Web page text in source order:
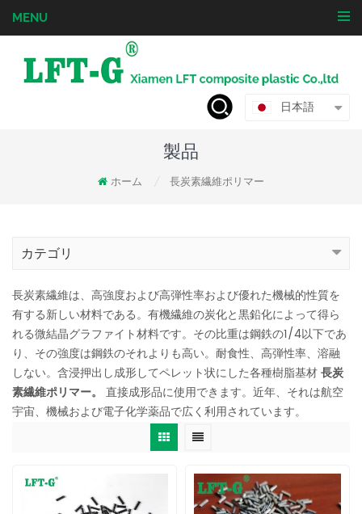
MENU
日本語
製品
ホーム 長炭素繊維ポリマー
カテゴリ
長炭素繊維は、高強度および高弾性率および優れた機械的性質を
有する新しい材料である。有機繊維の炭化と黒鉛化によって得ら
れる微結晶グラファイト材料です。その比重は鋼鉄の1/4以下であ
り、その強度は鋼鉄のそれよりも高い。耐食性、高弾性率、溶融
しない。含浸押出し成形してペレット状にした各種樹脂基材長炭
素繊維ポリマー。 直接成形品に使用できます。近年、それは航空
宇宙、機械および電子化学薬品で広く利用されています。